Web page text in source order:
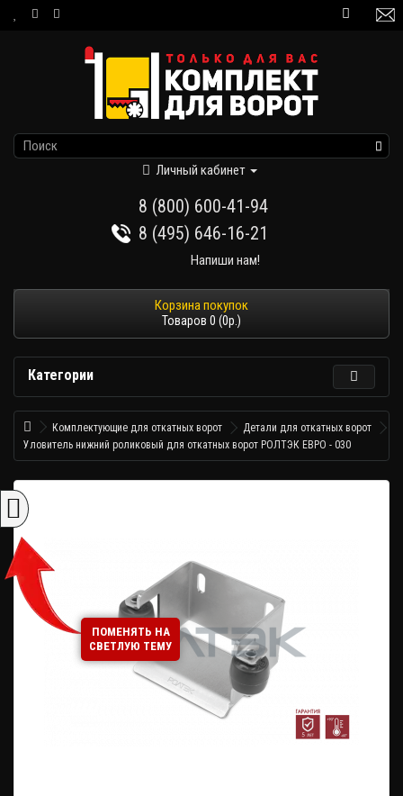
ПОМЕНЯТЬ НА
СВЕТЛУЮ ТЕМУ
Личный кабинет
8 (800) 600-41-94
8 (495) 646-16-21
Напиши нам!
Товаров 0 (0р.)
Категории
Комплектующие для откатных ворот
Детали для откатных ворот
Уловитель нижний роликовый для откатных ворот РОЛТЭК ЕВРО - 030